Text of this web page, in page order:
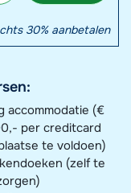
30% aanbetalen
accommodatie (€
per creditcard
te voldoen)
(zelf te